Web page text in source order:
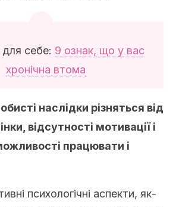
для себе: 9 ознак, що у вас
хронічна втома
наслідки різняться від
відсутності мотивації і
працювати і
психологічні аспекти, як-